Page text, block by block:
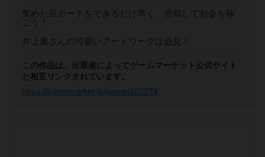
集めた豆カードをできるだけ早く、売却してお金を稼
ごう！
井上磨さんの可愛いアートワークは必見！
この作品は、出展者によってゲームマーケット公式サイト
と相互リンクされています。
https://gamemarket.jp/game/102274